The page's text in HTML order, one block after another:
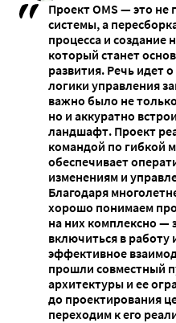
Проект OMS — это не
системы, а
процесса и создание
который станет
развития. Речь идет
логики управления
важно было не
но и аккуратно
ландшафт. Проект
командой по гибкой
обеспечивает
изменениям и
Благодаря
хорошо понимаем
на них комплексно —
включиться в работу
эффективное
прошли совместный
архитектуры и ее
до проектирования
переходим к его